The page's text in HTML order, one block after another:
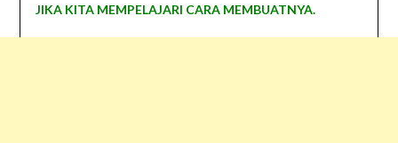
JIKA KITA MEMPELAJARI CARA MEMBUATNYA.